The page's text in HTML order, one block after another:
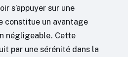
s’appuyer sur une
constitue un avantage
négligeable. Cette
par une sérénité dans la